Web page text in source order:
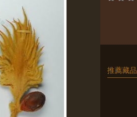
推薦藏品